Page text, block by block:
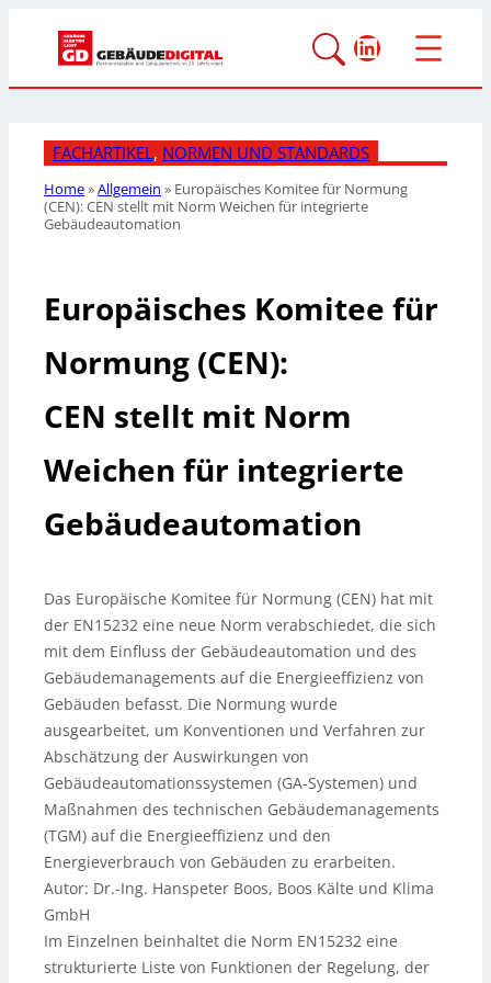
LinkedIn
FACHARTIKEL, NORMEN UND STANDARDS
Home»Allgemein » Europäisches Komitee für Normung
(CEN):CEN stellt mit Norm Weichen für integrierte
Gebäudeautomation
Europäisches Komitee für
Normung (CEN):
CEN stellt mit Norm
Weichen für integrierte
Gebäudeautomation
Das Europäische Komitee für Normung (CEN) hat mit
der EN15232 eine neue Norm verabschiedet, die sich
mit dem Einfluss der Gebäudeautomation und des
Gebäudemanagements auf die Energieeffizienz von
Gebäuden befasst. Die Normung wurde
ausgearbeitet, um Konventionen und Verfahren zur
Abschätzung der Auswirkungen von
Gebäudeautomationssystemen (GA-Systemen) und
Maßnahmen des technischen Gebäudemanagements
(TGM) auf die Energieeffizienz und den
Energieverbrauch von Gebäuden zu erarbeiten.
Autor: Dr.-Ing. Hanspeter Boos, Boos Kälte und Klima
GmbH
Im Einzelnen beinhaltet die Norm EN15232 eine
strukturierte Liste von Funktionen der Regelung, der